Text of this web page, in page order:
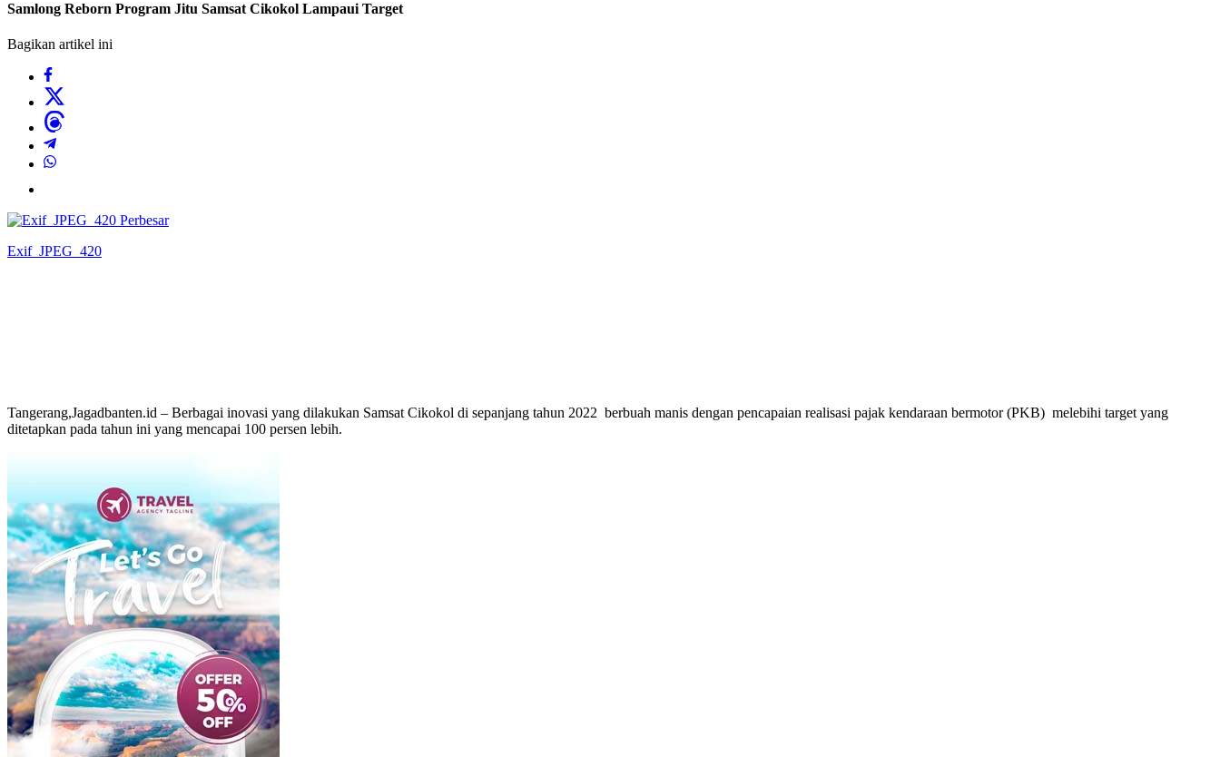
Samlong Reborn Program Jitu Samsat Cikokol Lampaui Target
Bagikan artikel ini
Perbesar
Exif_JPEG_420
Tangerang,Jagadbanten.id – Berbagai inovasi yang dilakukan Samsat Cikokol di sepanjang tahun 2022 berbuah manis dengan pencapaian realisasi pajak kendaraan bermotor (PKB) melebihi target yang
ditetapkan pada tahun ini yang mencapai 100 persen lebih.